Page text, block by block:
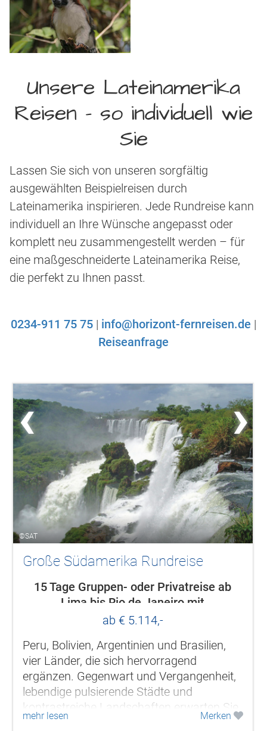
Unsere Lateinamerika
Reisen – so individuell wie
Sie
Lassen Sie sich von unseren sorgfältig
ausgewählten Beispielreisen durch
Lateinamerika inspirieren. Jede Rundreise kann
individuell an Ihre Wünsche angepasst oder
komplett neu zusammengestellt werden – für
eine maßgeschneiderte Lateinamerika Reise,
die perfekt zu Ihnen passt.
0234-911 75 75 | info@horizont-fernreisen.de |
Reiseanfrage
©SAT
Große Südamerika Rundreise
15 Tage Gruppen- oder Privatreise ab
Lima bis Rio de Janeiro mit
Hotelübernachtungen
ab € 5.114,-
Peru, Bolivien, Argentinien und Brasilien,
vier Länder, die sich hervorragend
ergänzen. Gegenwart und Vergangenheit,
lebendige pulsierende Städte und
kontrastreiche Landschaften erwarten Sie.
Die vergangene Kultur der Inka, bunte...
mehr lesen Merken
‹ ›